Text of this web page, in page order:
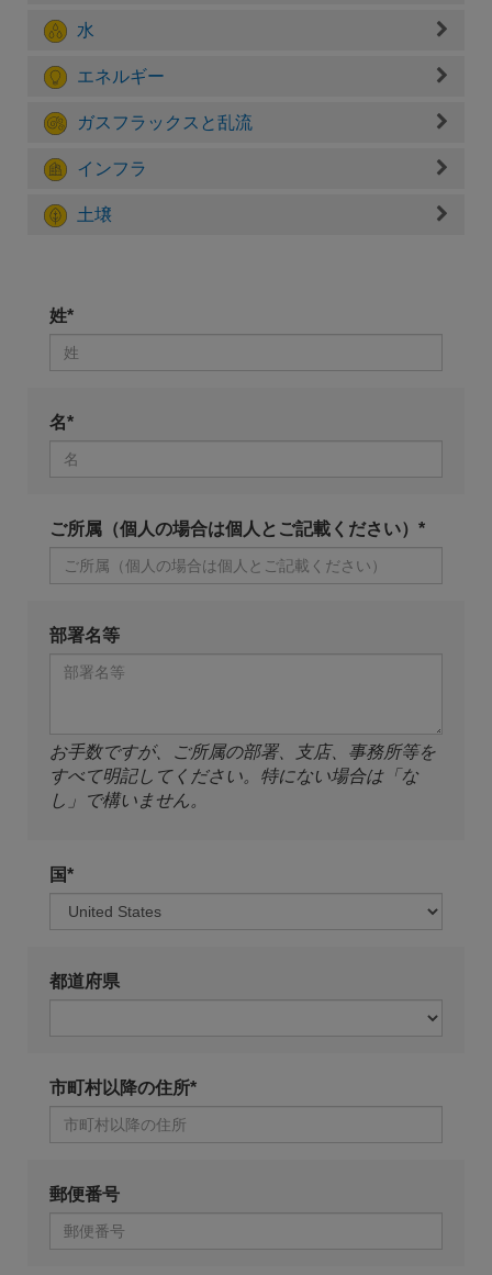
水
エネルギー
ガスフラックスと乱流
インフラ
土壌
姓*
名*
ご所属（個人の場合は個人とご記載ください）*
部署名等
お手数ですが、ご所属の部署、支店、事務所等を
すべて明記してください。特にない場合は「な
し」で構いません。
国*
都道府県
市町村以降の住所*
郵便番号